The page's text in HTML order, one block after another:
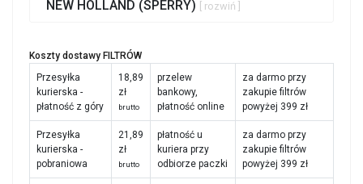
NEW HOLLAND (SPERRY) [ rozwiń ]
Koszty dostawy FILTRÓW
Przesyłka
kurierska -
płatność z góry
18,89
zł
brutto
przelew
bankowy,
płatność online
za darmo przy
zakupie filtrów
powyżej 399 zł
Przesyłka
kurierska -
pobraniowa
21,89
zł
brutto
płatność u
kuriera przy
odbiorze paczki
za darmo przy
zakupie filtrów
powyżej 399 zł